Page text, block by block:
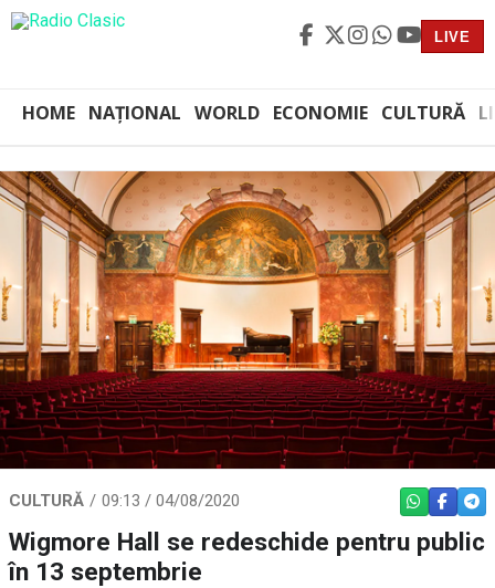
LIVE
HOME NAȚIONAL WORLD ECONOMIE CULTURĂ
CULTURĂ 09:13 / 04/08/2020 WHATSAPP
Wigmore Hall se redeschide pentru public
în 13 septembrie